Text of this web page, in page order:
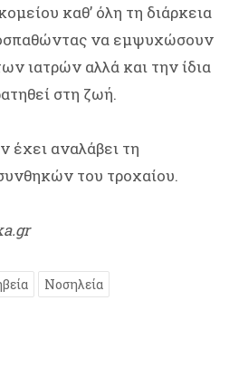
καθ’ όλη τη διάρκεια
να εμψυχώσουν
ιατρών αλλά και την ίδια
στη ζωή.
έχει αναλάβει τη
του τροχαίου.
Νοσηλεία